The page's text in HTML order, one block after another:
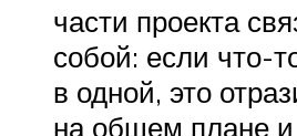
части проекта
собой: если что-
в одной, это
на общем плане и